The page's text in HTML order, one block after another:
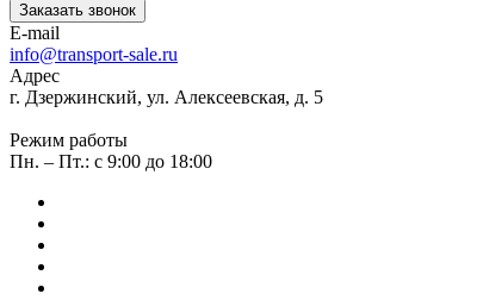
Заказать звонок
E-mail
info@transport-sale.ru
Адрес
г. Дзержинский, ул. Алексеевская, д. 5
Режим работы
Пн. – Пт.: с 9:00 до 18:00